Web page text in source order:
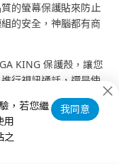
的螢幕保護貼來防止
的安全，神腦都有商
KING 保護殼，讓您
行視訊通話，還是使
，若您繼
用
之
我同意